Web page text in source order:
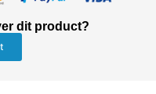
dit product?